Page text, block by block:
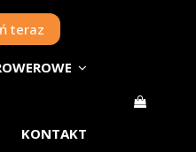
teraz
KONTAKT